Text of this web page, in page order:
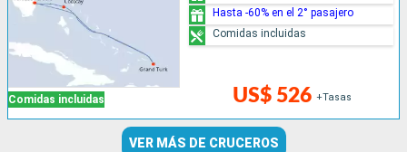
Comidas incluidas US$ 526 +Tasas
Hasta -60% en el 2° pasajero
Comidas incluidas
VER MÁS DE CRUCEROS